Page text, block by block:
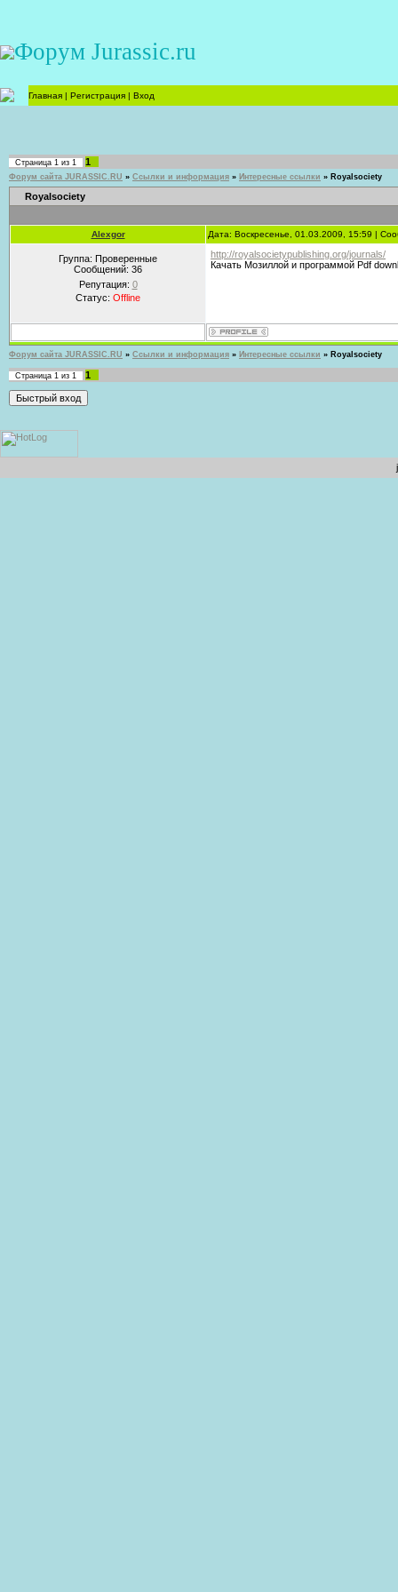
Форум Jurassic.ru
Главная | Регистрация | Вход
Страница 1 из 1 1
Форум сайта JURASSIC.RU » Ссылки и информация » Интересные ссылки » Royalsociety
Royalsociety
Alexgor Дата: Воскресенье, 01.03.2009, 15:59 |
Группа: Проверенные
Сообщений: 36
Репутация: 0
Статус: Offline
http://royalsocietypublishing.org/journals/
Качать Мозиллой и программой Pdf
Форум сайта JURASSIC.RU » Ссылки и информация » Интересные ссылки » Royalsociety
Страница 1 из 1 1